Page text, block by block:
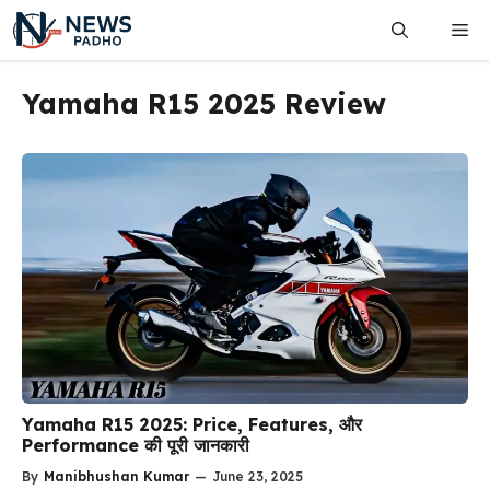
Skip
to
content
Yamaha R15 2025 Review
Yamaha R15 2025: Price, Features, और
Performance की पूरी जानकारी
By Manibhushan Kumar — June 23, 2025